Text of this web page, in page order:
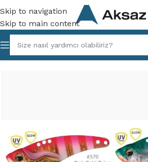
Skip to navigation
Skip to main content
Balıkçılık/ Vibrasyon ve Maket Yemler